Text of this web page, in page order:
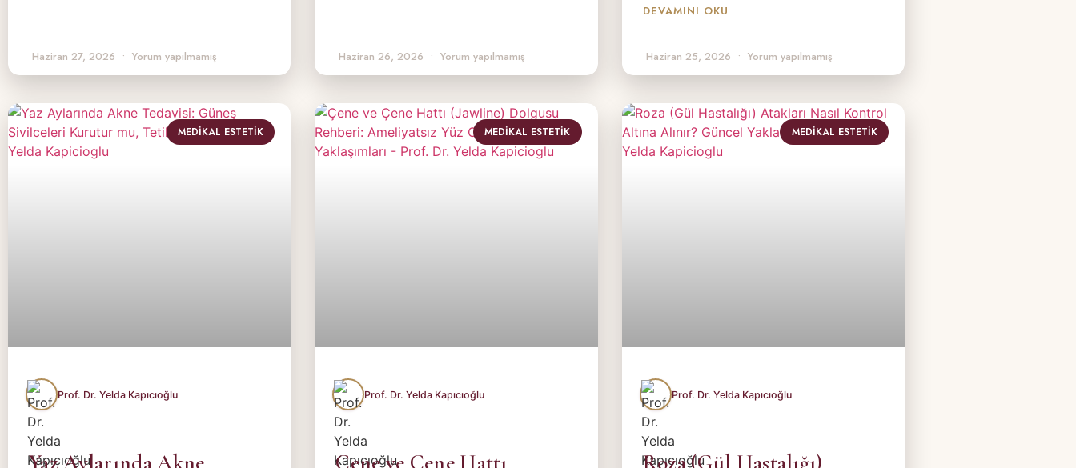
Haziran 27, 2026 Yorum yapılmamış Haziran 26, 2026 Yorum yapılmamış
DEVAMINI OKU
Haziran 25, 2026 Yorum yapılmamış
MEDIKAL ESTETIK MEDIKAL ESTETIK MEDIKAL ESTETIK